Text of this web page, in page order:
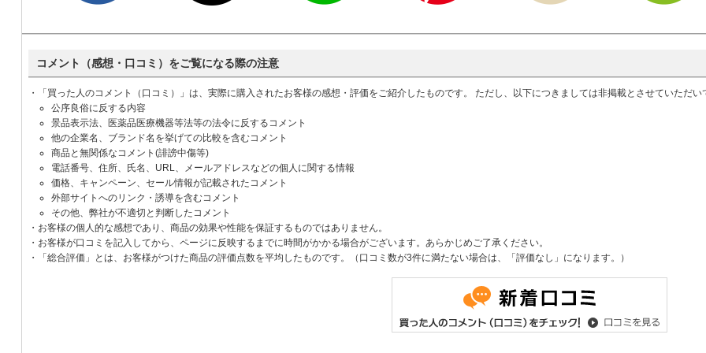
コメント（感想・口コミ）をご覧になる際の注意
・「買った人のコメント（口コミ）」は、実際に購入されたお客様の感想・評価をご紹介したものです。 ただし、以下につきましては非掲載とさせていただ
公序良俗に反する内容
景品表示法、医薬品医療機器等法等の法令に反するコメント
他の企業名、ブランド名を挙げての比較を含むコメント
商品と無関係なコメント(誹謗中傷等)
電話番号、住所、氏名、URL、メールアドレスなどの個人に関する情報
価格、キャンペーン、セール情報が記載されたコメント
外部サイトへのリンク・誘導を含むコメント
その他、弊社が不適切と判断したコメント
・お客様の個人的な感想であり、商品の効果や性能を保証するものではありません。
・お客様が口コミを記入してから、ページに反映するまでに時間がかかる場合がございます。あらかじめご了承ください。
・「総合評価」とは、お客様がつけた商品の評価点数を平均したものです。（口コミ数が3件に満たない場合は、「評価なし」になります。）